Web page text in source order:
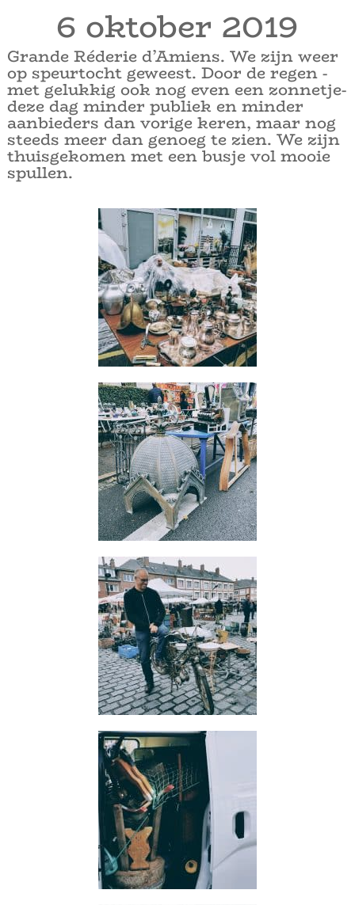
6 oktober 2019
Grande Réderie d’Amiens. We zijn weer
op speurtocht geweest. Door de regen -
met gelukkig ook nog even een zonnetje-
deze dag minder publiek en minder
aanbieders dan vorige keren, maar nog
steeds meer dan genoeg te zien. We zijn
thuisgekomen met een busje vol mooie
spullen.